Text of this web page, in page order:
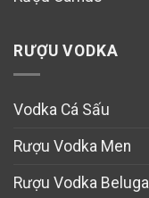
RƯỢU VODKA
Vodka Cá Sấu
Rượu Vodka Men
Rượu Vodka Beluga